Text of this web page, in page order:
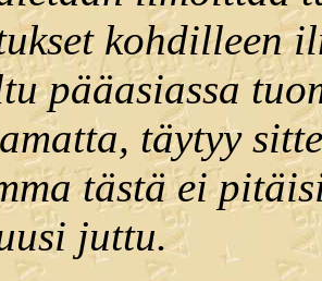
kohdilleen
pääasiassa
täytyy
tästä ei
juttu.